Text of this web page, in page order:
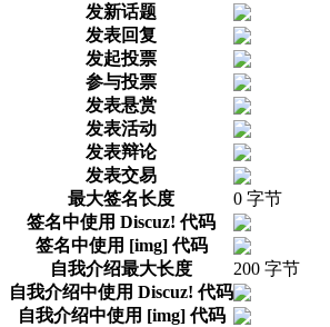
发新话题
发表回复
发起投票
参与投票
发表悬赏
发表活动
发表辩论
发表交易
最大签名长度
0 字节
签名中使用 Discuz! 代码
签名中使用 [img] 代码
自我介绍最大长度
200 字节
自我介绍中使用 Discuz! 代码
自我介绍中使用 [img] 代码